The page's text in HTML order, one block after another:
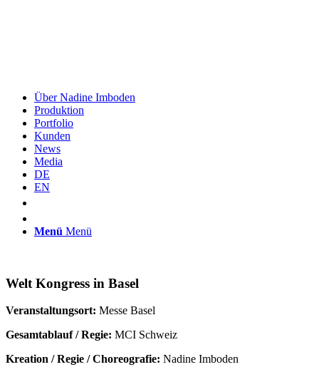
Über Nadine Imboden
Produktion
Portfolio
Kunden
News
Media
DE
EN
Menü Menü
Welt Kongress in Basel
Veranstaltungsort: Messe Basel
Gesamtablauf / Regie: MCI Schweiz
Kreation / Regie / Choreografie: Nadine Imboden